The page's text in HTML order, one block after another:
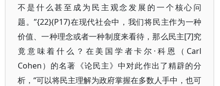
不是什么甚至成为民主观念发展的一个核心问
题。”{22}(P17)在现代社会中，我们将民主作为一种
价值、一种理念或者一种制度来看待，那么民主[7]究
竟意味着什么？在美国学者卡尔·科恩（Carl
Cohen）的名著《论民主》中对此作出了精辟的分
析，“可以将民主理解为政府掌握在多数人手中，也可